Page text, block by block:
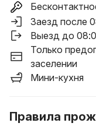
Заезд после
Выезд до
Только
заселении
Мини-кухня
Правила